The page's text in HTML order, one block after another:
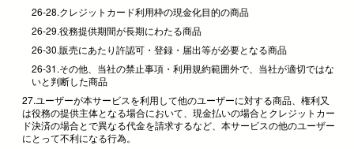
26-28.クレジットカード利用枠の現金化目的の商品
26-29.役務提供期間が長期にわたる商品
26-30.販売にあたり許認可・登録・届出等が必要となる商品
26-31.その他、当社の禁止事項・利用規約範囲外で、当社が適切ではな
いと判断した商品
27.ユーザーが本サービスを利用して他のユーザーに対する商品、権利又
は役務の提供主体となる場合において、現金払いの場合とクレジットカー
ド決済の場合とで異なる代金を請求するなど、本サービスの他のユーザー
にとって不利になる行為。